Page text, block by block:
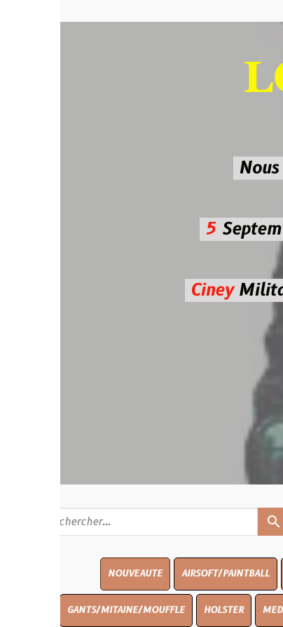
Nous vous
Septembre
De
Militaria
AIRSOFT/PAINTBALL RATIONS
GANTS/MITAINE/MOUFFLE HOLSTER MEDAILLES/